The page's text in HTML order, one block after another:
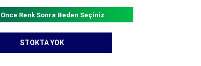
Önce Renk Sonra Beden Seçiniz
STOKTA YOK